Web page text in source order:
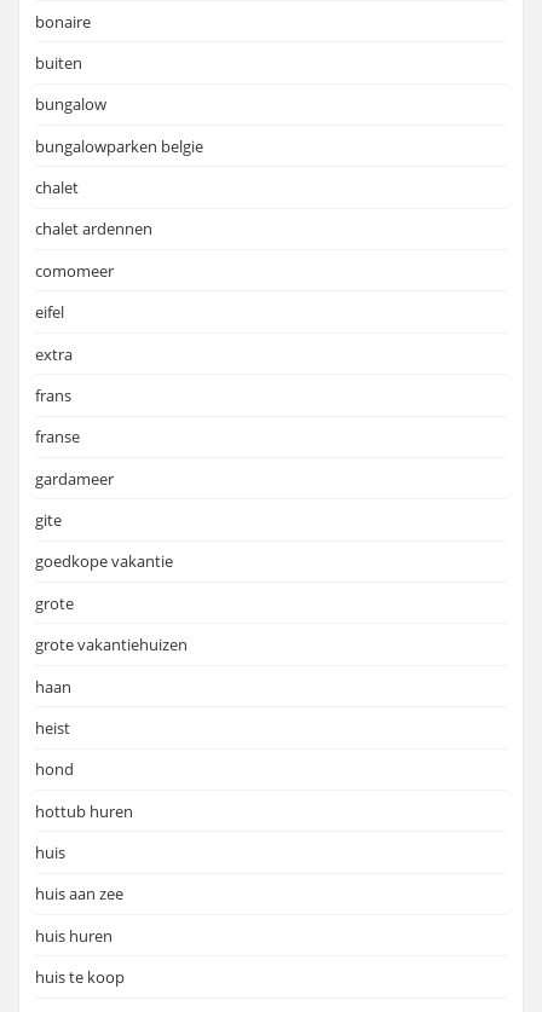
bonaire
buiten
bungalow
bungalowparken belgie
chalet
chalet ardennen
comomeer
eifel
extra
frans
franse
gardameer
gite
goedkope vakantie
grote
grote vakantiehuizen
haan
heist
hond
hottub huren
huis
huis aan zee
huis huren
huis te koop